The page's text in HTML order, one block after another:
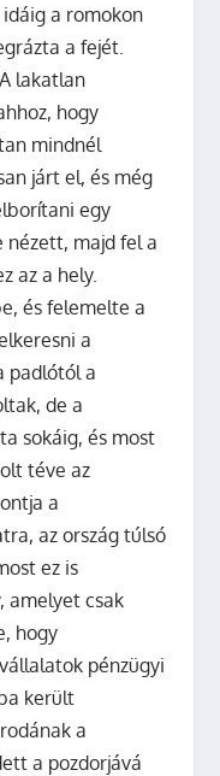
a romokon
a fejét.
lakatlan
hogy
mindnél
járt el, és még
egy
majd fel a
az a hely.
és felemelte a
a
padlótól a
de a
sokáig, és most
téve az
a
az ország túlsó
ez is
amelyet csak
hogy
pénzügyi
került
a
a pozdorjává